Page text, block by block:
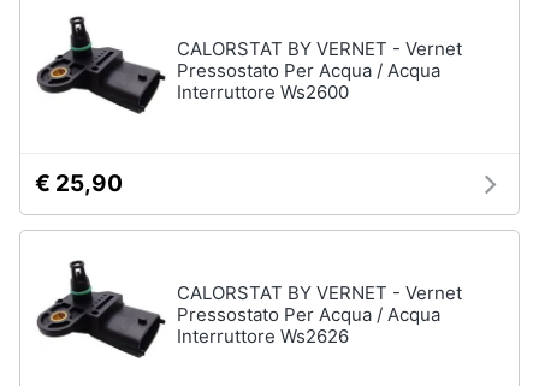
CALORSTAT BY VERNET - Vernet
Pressostato Per Acqua / Acqua
Interruttore Ws2600
€ 25,90
CALORSTAT BY VERNET - Vernet
Pressostato Per Acqua / Acqua
Interruttore Ws2626